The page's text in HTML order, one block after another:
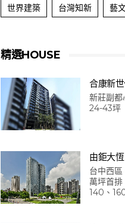
世界建築 台灣知新 藝
精選HOUSE
合康新
新莊副
24-43坪
由鉅大恆
台中西
萬坪首排
140、